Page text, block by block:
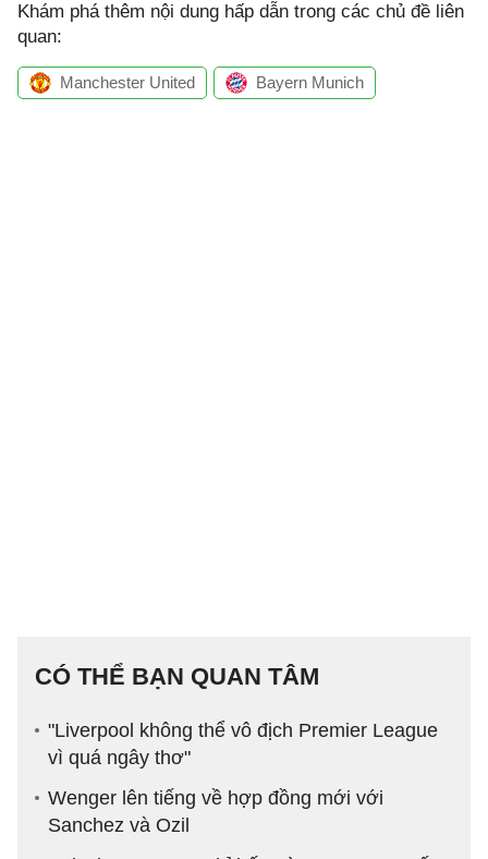
Khám phá thêm nội dung hấp dẫn trong các chủ đề liên
quan:
Manchester United Bayern Munich
CÓ THỂ BẠN QUAN TÂM
"Liverpool không thể vô địch Premier League
vì quá ngây thơ"
Wenger lên tiếng về hợp đồng mới với
Sanchez và Ozil